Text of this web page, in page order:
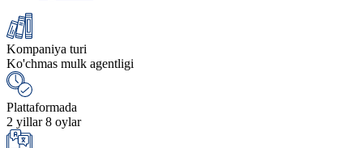
Kompaniya turi
Ko'chmas mulk agentligi
Plattaformada
2 yillar 8 oylar